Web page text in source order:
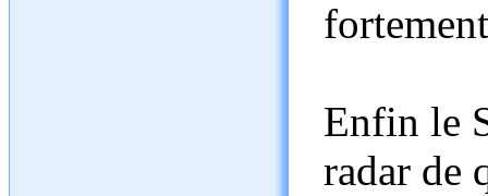
Enfin le
radar de